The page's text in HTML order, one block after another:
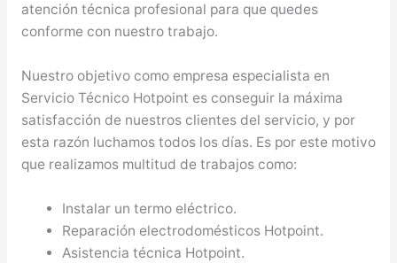
atención técnica profesional para que quedes
conforme con nuestro trabajo.
Nuestro objetivo como empresa especialista en
Servicio Técnico Hotpoint es conseguir la máxima
satisfacción de nuestros clientes del servicio, y por
esta razón luchamos todos los días. Es por este motivo
que realizamos multitud de trabajos como:
Instalar un termo eléctrico.
Reparación electrodomésticos Hotpoint.
Asistencia técnica Hotpoint.